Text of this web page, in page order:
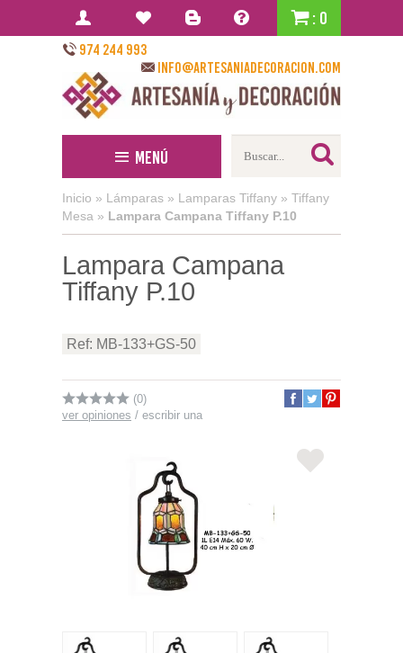
: 0
974 244 993
info@artesaniadecoracion.com
Menú
Inicio » Lámparas » Lamparas Tiffany » Tiffany
Mesa » Lampara Campana Tiffany P.10
Lampara Campana
Tiffany P.10
Ref: MB-133+GS-50
(0)
ver opiniones / escribir una